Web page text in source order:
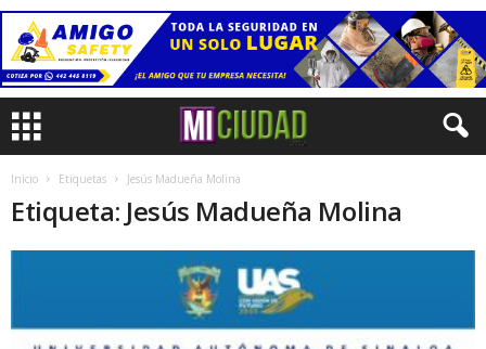
Inicio Etiquetas Jesús Madueña Molina
Etiqueta: Jesús Madueña Molina